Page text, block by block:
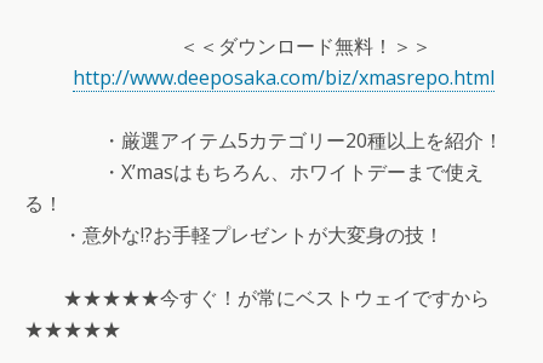
＜＜ダウンロード無料！＞＞
http://www.deeposaka.com/biz/xmasrepo.html
・厳選アイテム5カテゴリー20種以上を紹介！
・X’masはもちろん、ホワイトデーまで使え
る！
・意外な!?お手軽プレゼントが大変身の技！
★★★★★今すぐ！が常にベストウェイですから
★★★★★